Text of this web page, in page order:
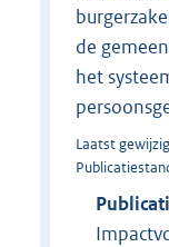
de
het
Laatst